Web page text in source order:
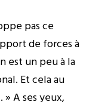
pas ce
de forces à
est un peu à la
Et cela au
A ses yeux,